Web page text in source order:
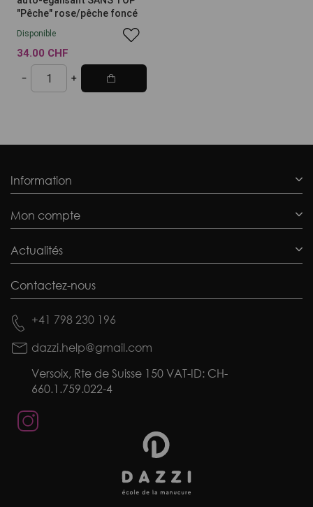
"Pêche" rose/pêche foncé
Disponible
34.00 CHF
Information
Mon compte
Actualités
Contactez-nous
+41 798 230 196
dazzi.help@gmail.com
Versoix, Rte de Suisse 150 VAT-ID: CH-
660.1.759.022-4